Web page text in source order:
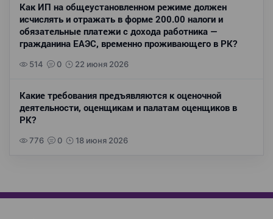
Как ИП на общеустановленном режиме должен
исчислять и отражать в форме 200.00 налоги и
обязательные платежи с дохода работника —
гражданина ЕАЭС, временно проживающего в РК?
514 0 22 июня 2026
Какие требования предъявляются к оценочной
деятельности, оценщикам и палатам оценщиков в
РК?
776 0 18 июня 2026